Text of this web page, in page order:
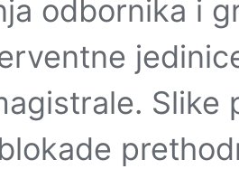
odbornika i